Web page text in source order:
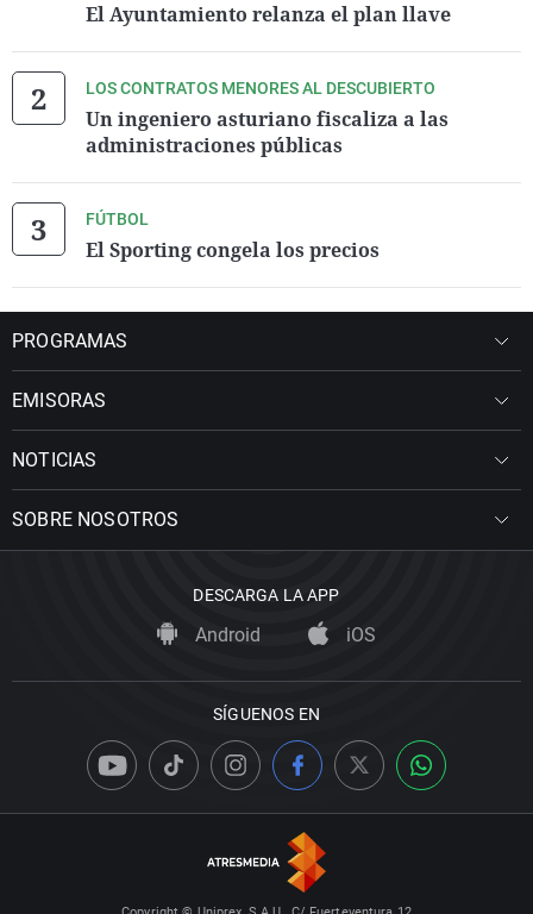
El Ayuntamiento relanza el plan llave
LOS CONTRATOS MENORES AL DESCUBIERTO
Un ingeniero asturiano fiscaliza a las
administraciones públicas
FÚTBOL
El Sporting congela los precios
PROGRAMAS
EMISORAS
NOTICIAS
SOBRE NOSOTROS
DESCARGA LA APP
Android iOS
SÍGUENOS EN